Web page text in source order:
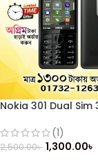
Nokia 301 Dual
(1)
2,500.00৳ 1,300.00৳